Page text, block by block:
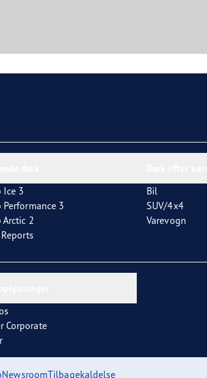
Ice 3
Performance 3
Arctic 2
Bil
SUV/4x4
Varevogn
Corporate
NewsroomTilbagekaldelse